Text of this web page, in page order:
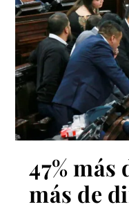
47% más
más de